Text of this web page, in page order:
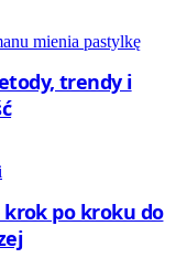
trendy i
krok po kroku do